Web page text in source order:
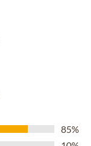
85%